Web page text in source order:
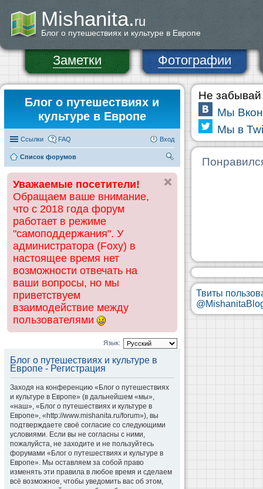
Mishanita.ru
Блог о путешествиях и культуре в Европе
Заметки Фотографии
Блог о путешествиях и
культуре в Европе
Ссылки FAQ Вход
Список форумов
ск
Уважаемые посетители!
Обращаем ваше внимание,
что с 2018 года форум
работает в режиме
"самоподдержания". У
администратора (Foxy) в
настоящее время нет
возможности отвечать на
ваши вопросы, но мы
приветствуем
взаимодействие между
пользователями
Язык:
Блог о путешествиях и культуре в
Европе - Регистрация
Заходя на конференцию «Блог о путешествиях
и культуре в Европе» (в дальнейшем «мы»,
«наш», «Блог о путешествиях и культуре в
Европе», «http://www.mishanita.ru/forum»), вы
подтверждаете своё согласие со следующими
условиями. Если вы не согласны с ними,
пожалуйста, не заходите и не пользуйтесь
форумами «Блог о путешествиях и культуре в
Европе». Мы оставляем за собой право
изменять эти правила в любое время и сделаем
всё возможное, чтобы уведомить вас об этом,
Не забывай
Мы
Мы в
Твиты